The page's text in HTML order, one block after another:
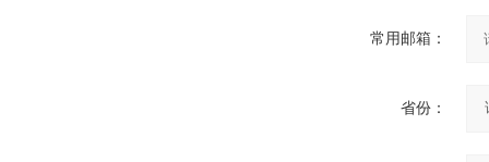
常用邮箱：
省份：